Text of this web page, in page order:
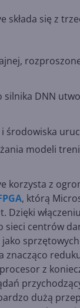
składa się z
silnika DNN
środowiska
modeli
korzysta z
, którą
Dzięki
sieci centrów
jako
znacząco
z
dużą